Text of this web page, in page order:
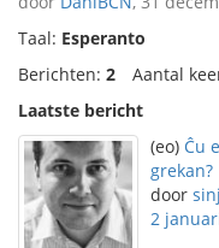
Taal: Esperanto
Berichten: 2 Aantal
Laatste bericht
(eo) Ĉu
grekan?
door
2